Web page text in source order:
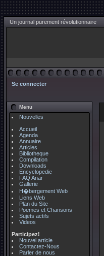
Un journal purement révolutionnaire
Se connecter
Menu
Nouvelles
Accueil
Agenda
Annuaire
Articles
Bibliotheque
Compilation
Downloads
Encyclopedie
FAQ Anar
Gallerie
H�bergement Web
Liens Web
Plan du Site
Poemes et Chansons
Sujets actifs
Videos
Participez!
Nouvel article
Contactez-Nous
Parler de nous